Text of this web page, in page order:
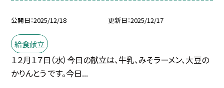
公開日 2025/12/18 更新日 2025/12/17
給食献立
１２月１７日（水）今日の献立は、牛乳、みそラーメン、大豆の
かりんとう です。今日...